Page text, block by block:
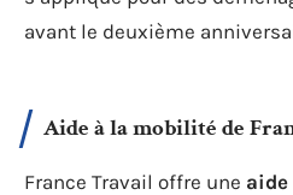
avant le deuxième
Aide à la mobilité de
France Travail offre une